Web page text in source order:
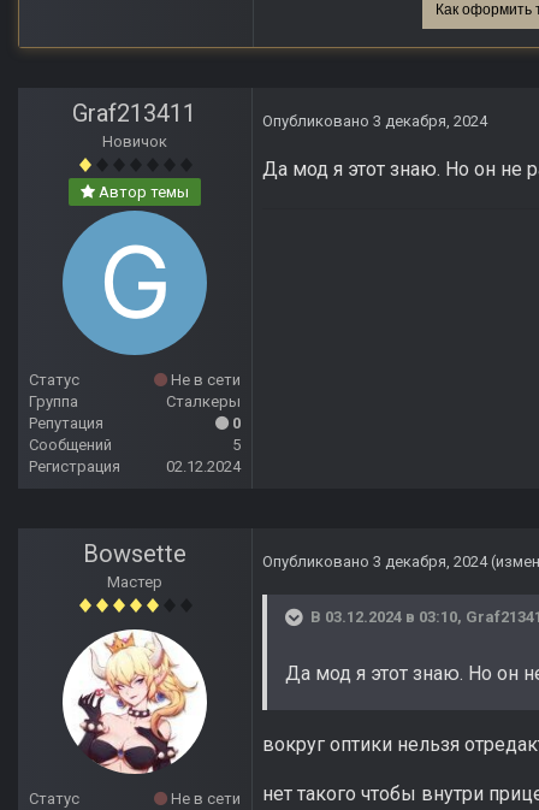
Как оформить
Graf213411
Новичок
Автор темы
Статус
Не в сети
Группа
Сталкеры
Репутация
0
Сообщений
5
Регистрация
02.12.2024
Опубликовано 3 декабря, 2024
Да мод я этот знаю. Но он
Bowsette
Мастер
Статус
Не в сети
Опубликовано 3 декабря, 2024
В 03.12.2024 в 03:10,
Да мод я этот знаю. Но он
вокруг оптики нельзя
нет такого чтобы внутри